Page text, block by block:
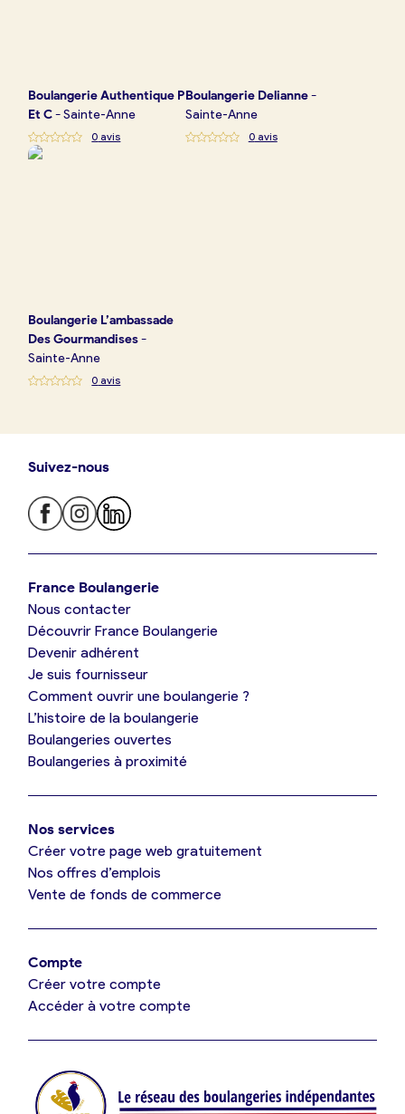
Je trouve ma boulangerie
Je suis boulanger
Je découvre France Boulangerie
Mes tarifs
Je référence ma boulangerie (gratuit)
Offres d’emploi
Je suis fournisseur
Je crée mon compte Connexion
BoulangerieAuthentique P
Et C-Sainte-Anne
0 avis
Boulangerie Delianne-
Sainte-Anne
0avis
Boulangerie L’ambassade
Des Gourmandises-
Sainte-Anne
0 avis
Suivez-nous
France Boulangerie
Nous contacter
Découvrir France Boulangerie
Devenir adhérent
Je suis fournisseur
Comment ouvrir une boulangerie ?
L’histoire de la boulangerie
Boulangeries ouvertes
Boulangeries à proximité
Nos services
Créer votre page web gratuitement
Nos offres d’emplois
Vente de fonds de commerce
Compte
Créer votre compte
Accéder à votre compte